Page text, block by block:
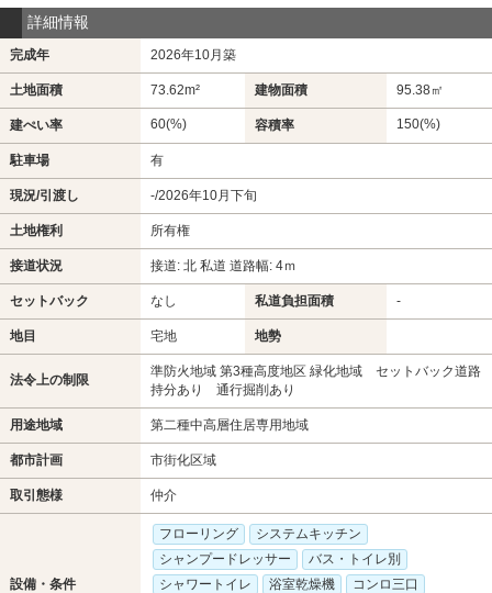
詳細情報
完成年 2026年10月築
土地面積 73.62m² 建物面積 95.38㎡
建ぺい率 60(%) 容積率 150(%)
駐車場 有
現況/引渡し -/2026年10月下旬
土地権利 所有権
接道状況 接道: 北 私道 道路幅: 4ｍ
セットバック なし 私道負担面積 -
地目 宅地 地勢
法令上の制限
準防火地域 第3種高度地区 緑化地域 セットバック道路
持分あり 通行掘削あり
用途地域 第二種中高層住居専用地域
都市計画 市街化区域
取引態様 仲介
設備・条件
フローリング
システムキッチン
シャンプードレッサー
バス・トイレ別
シャワートイレ
浴室乾燥機
コンロ三口